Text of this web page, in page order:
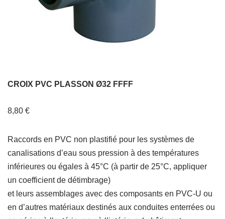
CROIX PVC PLASSON Ø32 FFFF
8,80 €
Raccords en PVC non plastifié pour les systèmes de
canalisations d’eau sous pression à des températures
inférieures ou égales à 45°C (à partir de 25°C, appliquer
un coefficient de détimbrage)
et leurs assemblages avec des composants en PVC-U ou
en d’autres matériaux destinés aux conduites enterrées ou